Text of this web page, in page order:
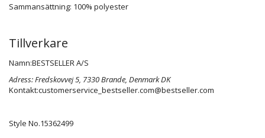
Sammansättning: 100% polyester
Tillverkare
Namn:BESTSELLER A/S
Adress:Fredskovvej 5, 7330 Brande, Denmark DK
Kontakt:customerservice_bestseller.com@bestseller.com
Style No.15362499